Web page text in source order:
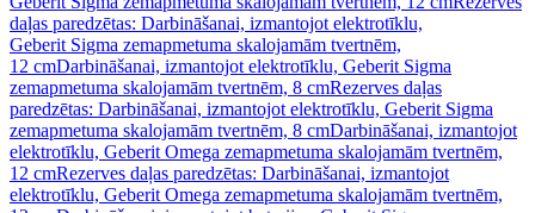
daļas paredzētas: Darbināšanai, izmantojot elektrotīklu,
Geberit Sigma zemapmetuma skalojamām tvertnēm,
12 cmDarbināšanai, izmantojot elektrotīklu, Geberit Sigma
zemapmetuma skalojamām tvertnēm, 8 cmRezerves daļas
paredzētas: Darbināšanai, izmantojot elektrotīklu, Geberit Sigma
zemapmetuma skalojamām tvertnēm, 8 cmDarbināšanai, izmantojot
elektrotīklu, Geberit Omega zemapmetuma skalojamām tvertnēm,
12 cmRezerves daļas paredzētas: Darbināšanai, izmantojot
elektrotīklu, Geberit Omega zemapmetuma skalojamām tvertnēm,